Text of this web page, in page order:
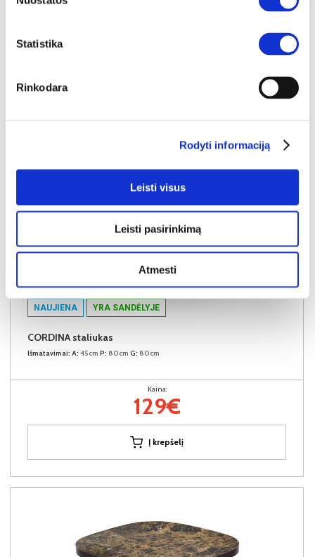
Statistika
Rinkodara
Rodyti informaciją
Leisti visus
Leisti pasirinkimą
Atmesti
NAUJIENA YRA SANDĖLYJE
CORDINA staliukas
Išmatavimai: A: 45cm P: 80cm G: 80cm
Kaina:
129€
Į krepšelį